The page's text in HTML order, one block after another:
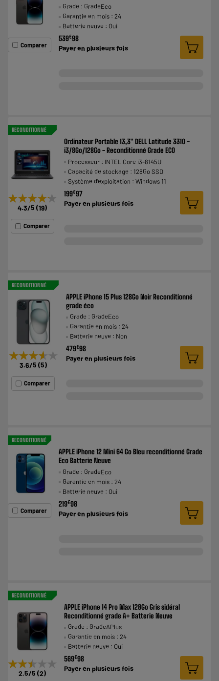
Comparer
Grade : GradeEco
Garantie en mois : 24
Batterie neuve : Oui
539€98
Payer en plusieurs fois
RECONDITIONNÉ
★★★★★
★★★★★
4.3/5 (19)
Comparer
Ordinateur Portable 13,3" DELL Latitude 3310 -
i3/8Go/128Go - Reconditionné Grade ECO
Processeur : INTEL Core i3-8145U
Capacité de stockage : 128Go SSD
Système d'exploitation : Windows 11
199€97
Payer en plusieurs fois
RECONDITIONNÉ
★★★★★
★★★★★
3.6/5 (5)
Comparer
APPLE iPhone 15 Plus 128Go Noir Reconditionné
grade éco
Grade : GradeEco
Garantie en mois : 24
Batterie neuve : Non
479€98
Payer en plusieurs fois
RECONDITIONNÉ
Comparer
APPLE iPhone 12 Mini 64 Go Bleu reconditionné Grade
Eco Batterie Neuve
Grade : GradeEco
Garantie en mois : 24
Batterie neuve : Oui
219€98
Payer en plusieurs fois
RECONDITIONNÉ
★★★★★
★★★★★
2.5/5 (2)
APPLE iPhone 14 Pro Max 128Go Gris sidéral
Reconditionné grade A+ Batterie Neuve
Grade : GradeAPlus
Garantie en mois : 24
Batterie neuve : Oui
569€98
Payer en plusieurs fois